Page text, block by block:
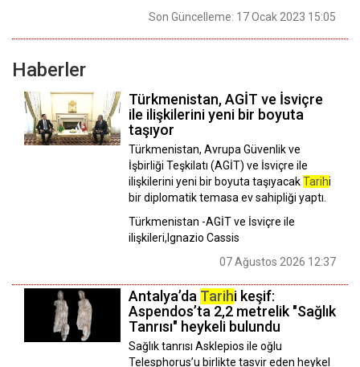
Son Güncelleme: 17 Ocak 2023 15:05
Haberler
Türkmenistan, AGİT ve İsviçre
ile ilişkilerini yeni bir boyuta
taşıyor
Türkmenistan, Avrupa Güvenlik ve
İşbirliği Teşkilatı (AGİT) ve İsviçre ile
ilişkilerini yeni bir boyuta taşıyacakTarihi
bir diplomatik temasa ev sahipliği yaptı.
Türkmenistan -AGİT ve İsviçre ile
ilişkileri,Ignazio Cassis
07 Ağustos 2026 12:37
Antalya’da Tarihi keşif:
Aspendos’ta 2,2 metrelik "Sağlık
Tanrısı" heykeli bulundu
Sağlık tanrısı Asklepios ile oğlu
Telesphorus’u birlikte tasvir eden heykel